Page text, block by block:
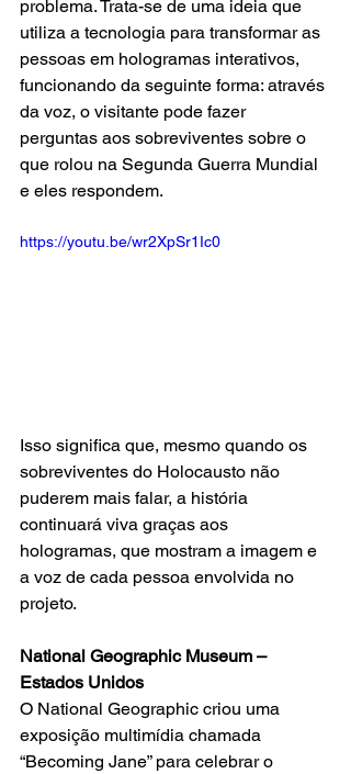
problema. Trata-se de uma ideia que
utiliza a tecnologia para transformar as
pessoas em hologramas interativos,
funcionando da seguinte forma: através
da voz, o visitante pode fazer
perguntas aos sobreviventes sobre o
que rolou na Segunda Guerra Mundial
e eles respondem.
https://youtu.be/wr2XpSr1Ic0
Isso significa que, mesmo quando os
sobreviventes do Holocausto não
puderem mais falar, a história
continuará viva graças aos
hologramas, que mostram a imagem e
a voz de cada pessoa envolvida no
projeto.
National Geographic Museum –
Estados Unidos
O National Geographic criou uma
exposição multimídia chamada
“Becoming Jane” para celebrar o